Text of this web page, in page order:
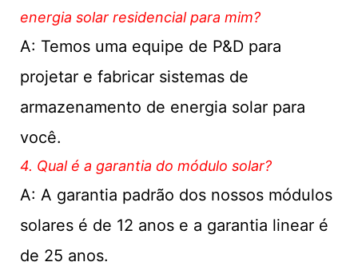
energia solar residencial para mim?
A: Temos uma equipe de P&D para
projetar e fabricar sistemas de
armazenamento de energia solar para
você.
4. Qual é a garantia do módulo solar?
A: A garantia padrão dos nossos módulos
solares é de 12 anos e a garantia linear é
de 25 anos.